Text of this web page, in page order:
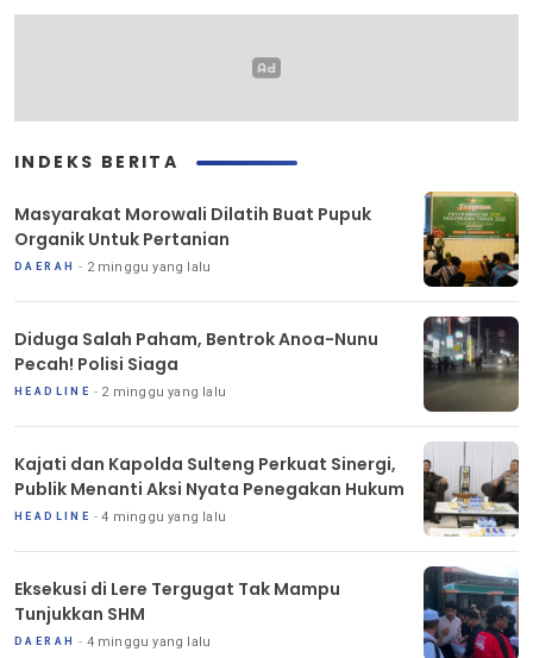
INDEKS BERITA
Masyarakat Morowali Dilatih Buat Pupuk
Organik Untuk Pertanian
DAERAH 2 minggu yang lalu
Diduga Salah Paham, Bentrok Anoa-Nunu
Pecah! Polisi Siaga
HEADLINE 2 minggu yang lalu
Kajati dan Kapolda Sulteng Perkuat Sinergi,
Publik Menanti Aksi Nyata Penegakan Hukum
HEADLINE 4 minggu yang lalu
Eksekusi di Lere Tergugat Tak Mampu
Tunjukkan SHM
DAERAH 4 minggu yang lalu